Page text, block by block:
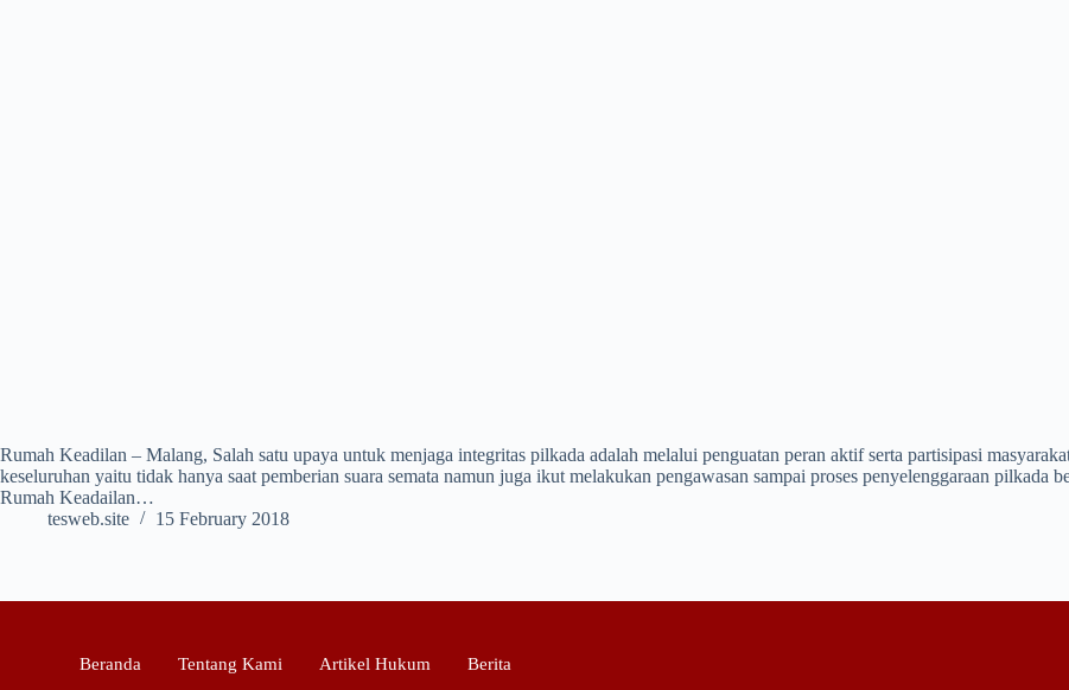
Rumah Keadilan – Malang, Salah satu upaya untuk menjaga integritas pilkada adalah melalui penguatan peran aktif serta partisipasi
keseluruhan yaitu tidak hanya saat pemberian suara semata namun juga ikut melakukan pengawasan sampai proses penyelenggaraan pilkada
Rumah Keadailan…
tesweb.site
15 February 2018
Beranda Tentang Kami Artikel Hukum Berita